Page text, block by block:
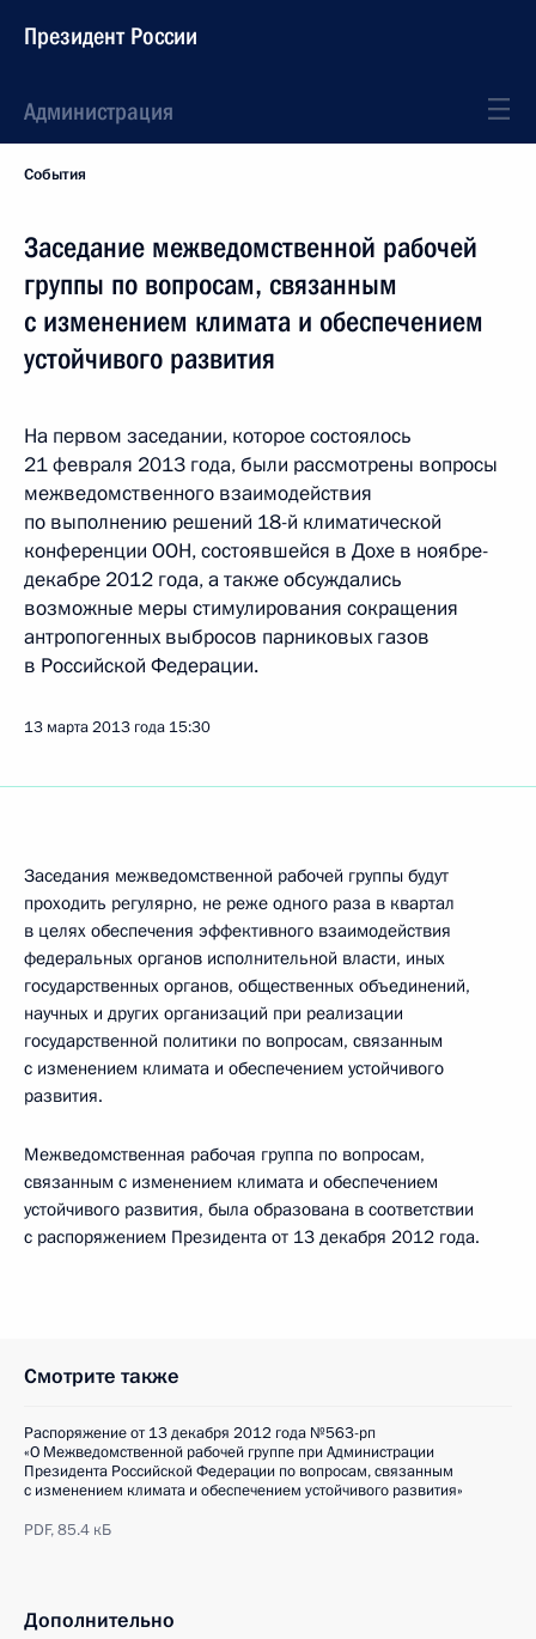
Президент России
Администрация
События
Заседание межведомственной рабочей
группы по вопросам, связанным
с изменением климата и обеспечением
устойчивого развития
На первом заседании, которое состоялось
21 февраля 2013 года, были рассмотрены вопросы
межведомственного взаимодействия
по выполнению решений 18-й климатической
конференции ООН, состоявшейся в Дохе в ноябре-
декабре 2012 года, а также обсуждались
возможные меры стимулирования сокращения
антропогенных выбросов парниковых газов
в Российской Федерации.
13 марта 2013 года 15:30
Заседания межведомственной рабочей группы будут
проходить регулярно, не реже одного раза в квартал
в целях обеспечения эффективного взаимодействия
федеральных органов исполнительной власти, иных
государственных органов, общественных объединений,
научных и других организаций при реализации
государственной политики по вопросам, связанным
с изменением климата и обеспечением устойчивого
развития.
Межведомственная рабочая группа по вопросам,
связанным с изменением климата и обеспечением
устойчивого развития, была образована в соответствии
с распоряжением Президента от 13 декабря 2012 года.
Смотрите также
Распоряжение от 13 декабря 2012 года №563-рп
«О Межведомственной рабочей группе при Администрации
Президента Российской Федерации по вопросам, связанным
с изменением климата и обеспечением устойчивого развития»
PDF,85.4 кБ
Дополнительно